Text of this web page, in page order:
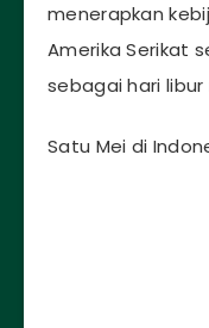
menerapkan
Amerika Serikat
sebagai hari
Satu Mei di